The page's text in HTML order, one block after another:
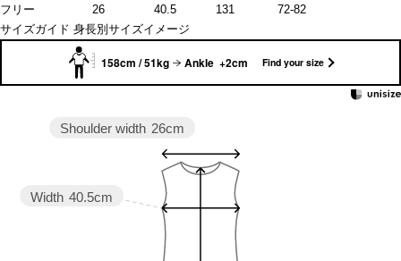
フリー
26 40.5 131
72-82
サイズガイド 身長別サイズイメージ
158cm / 51kg Ankle +2cm Find your size
Width 40.5cm
Shoulder width 26cm